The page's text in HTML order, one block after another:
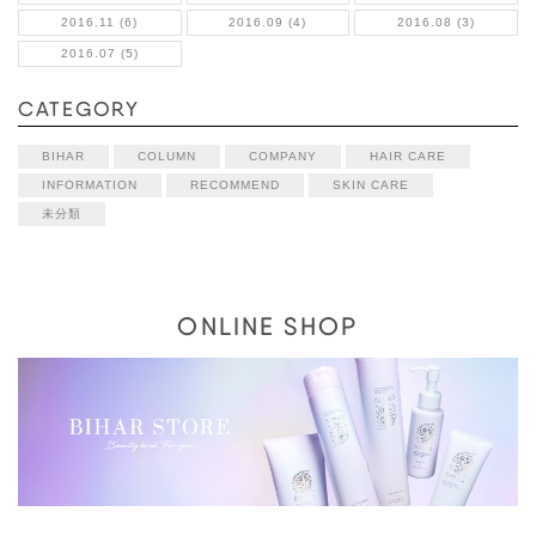
2016.11 (6) 2016.09 (4) 2016.08 (3)
2016.07 (5)
CATEGORY
BIHAR COLUMN COMPANY HAIR CARE
INFORMATION RECOMMEND SKIN CARE
未分類
ONLINE SHOP